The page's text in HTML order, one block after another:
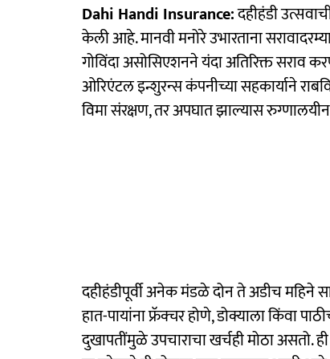
Dahi Handi Insurance:दहीहंडी
केली आहे. मानवी मनोरे उभारताना
गोविंदा असोसिएशनने यंदा अतिरिक्त सराव
ओरिएंटल इन्शुरन्स कंपनीच्या सहकार्याने
विमा संरक्षण, तर अपघात झाल्यास
दहीहंडीपूर्वी अनेक मंडळे दोन ते अडीच महिने
हात-पायांना फ्रॅक्चर होणे, डोक्याला किंवा
दुखापतींमुळे उपचाराचा खर्चही मोठा असतो.